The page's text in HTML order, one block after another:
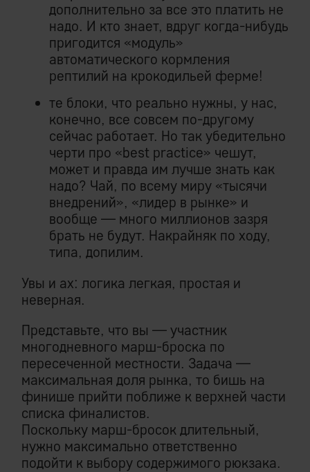
дополнительно за все это платить не
надо. И кто знает, вдруг когда-нибудь
пригодится «модуль»
автоматического кормления
рептилий на крокодильей ферме!
те блоки, что реально нужны, у нас,
конечно, все совсем по-другому
сейчас работает. Но так убедительно
черти про «best practice» чешут,
может и правда им лучше знать как
надо? Чай, по всему миру «тысячи
внедрений», «лидер в рынке» и
вообще — много миллионов зазря
брать не будут. Накрайняк по ходу,
типа, допилим.
Увы и ах: логика легкая, простая и
неверная.
Представьте, что вы — участник
многодневного марш-броска по
пересеченной местности. Задача —
максимальная доля рынка, то бишь на
финише прийти поближе к верхней части
списка финалистов.
Поскольку марш-бросок длительный,
нужно максимально ответственно
подойти к выбору содержимого рюкзака.